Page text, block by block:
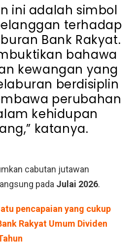
ini adalah simbol
terhadap
Bank Rakyat.
bahawa
kewangan yang
berdisiplin
perubahan
kehidupan
katanya.
cabutan jutawan
pada Julai 2026.
pencapaian yang cukup
Rakyat Umum Dividen